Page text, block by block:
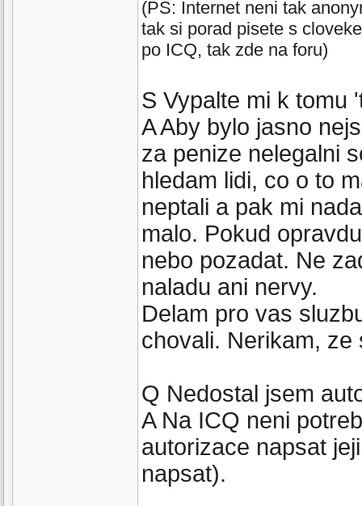
(PS: Internet neni tak
tak si porad pisete s
po ICQ, tak zde na foru)
S Vypalte mi k tomu
A Aby bylo jasno
za penize nelegalni
hledam lidi, co o to
neptali a pak mi
malo. Pokud
nebo pozadat. Ne
naladu ani nervy.
Delam pro vas
chovali. Nerikam, ze
Q Nedostal jsem
A Na ICQ neni
autorizace napsat
napsat).